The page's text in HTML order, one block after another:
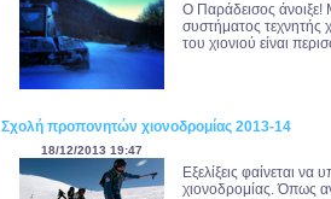
Ο Παράδεισος άνοιξε!
συστήματος τεχνητής
του χιονιού είναι
Σχολή προπονητών χιονοδρομίας 2013-14
18/12/2013 19:47
Εξελίξεις φαίνεται
χιονοδρομίας. Όπως